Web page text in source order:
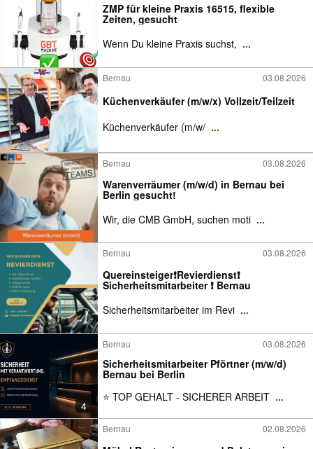
ZMP für kleine Praxis 16515, flexible
Zeiten, gesucht
Wenn Du kleine Praxis suchst, ...
Bernau 03.08.2026
Küchenverkäufer (m/w/x) Vollzeit/Teilzeit
Küchenverkäufer (m/w/ ...
Bernau 03.08.2026
Warenverräumer (m/w/d) in Bernau bei
Berlin gesucht!
Wir, die CMB GmbH, suchen moti ...
Bernau 03.08.2026
Quereinsteiger❗Revierdienst❗
Sicherheitsmitarbeiter ❗ Bernau
Sicherheitsmitarbeiter im Revi ...
4
Bernau 03.08.2026
Sicherheitsmitarbeiter Pförtner (m/w/d)
Bernau bei Berlin
⭐ TOP GEHALT - SICHERER ARBEIT ...
Bernau 02.08.2026